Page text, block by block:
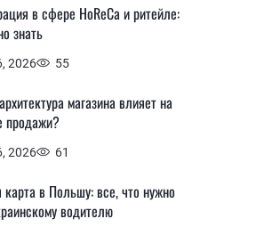
2026 55
в сфере HoReCa и ритейле:
знать
2026 61
магазина влияет на
продажи?
в Польшу: все, что нужно
водителю